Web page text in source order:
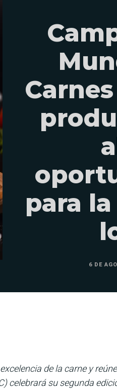
para
6 DE
de la carne y
celebrará su segunda